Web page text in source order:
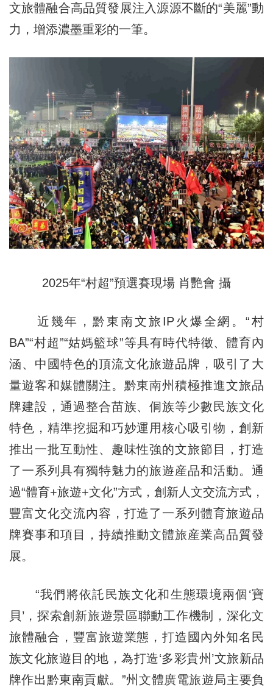
文旅體融合高品質發展注入源源不斷的“美麗”動
力，增添濃墨重彩的一筆。
2025年“村超”預選賽現場 肖艷會 攝
近幾年，黔東南文旅IP火爆全網。“村
BA”“村超”“姑媽籃球”等具有時代特徵、體育內
涵、中國特色的頂流文化旅遊品牌，吸引了大
量遊客和媒體關注。黔東南州積極推進文旅品
牌建設，通過整合苗族、侗族等少數民族文化
特色，精準挖掘和巧妙運用核心吸引物，創新
推出一批互動性、趣味性強的文旅節目，打造
了一系列具有獨特魅力的旅遊産品和活動。通
過“體育+旅遊+文化”方式，創新人文交流方式，
豐富文化交流內容，打造了一系列體育旅遊品
牌賽事和項目，持續推動文體旅産業高品質發
展。
“我們將依託民族文化和生態環境兩個‘寶
貝’，探索創新旅遊景區聯動工作機制，深化文
旅體融合，豐富旅遊業態，打造國內外知名民
族文化旅遊目的地，為打造‘多彩貴州’文旅新品
牌作出黔東南貢獻。”州文體廣電旅遊局主要負